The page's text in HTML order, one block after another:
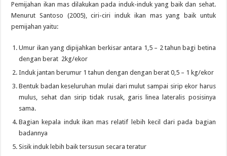
Pemijahan ikan mas dilakukan pada induk-induk yang baik dan sehat.
Menurut Santoso (2005), ciri-ciri induk ikan mas yang baik untuk
pemijahan yaitu:
Umur ikan yang dipijahkan berkisar antara 1,5 – 2 tahun bagi betina
dengan berat 2kg/ekor
Induk jantan berumur 1 tahun dengan dengan berat 0,5 – 1 kg/ekor
Bentuk badan keseluruhan mulai dari mulut sampai sirip ekor harus
mulus, sehat dan sirip tidak rusak, garis linea lateralis posisinya
sama.
Bagian kepala induk ikan mas relatif lebih kecil dari pada bagian
badannya
Sisik induk lebih baik tersusun secara teratur